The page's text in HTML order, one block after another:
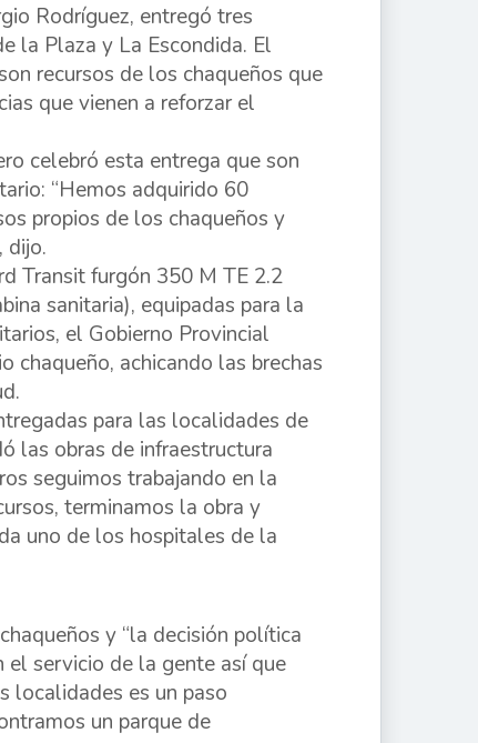
Rodríguez, entregó tres
la Plaza y La Escondida. El
recursos de los chaqueños que
que vienen a reforzar el
celebró esta entrega que son
“Hemos adquirido 60
propios de los chaqueños y
dijo.
Transit furgón 350 M TE 2.2
sanitaria), equipadas para la
el Gobierno Provincial
chaqueño, achicando las brechas
para las localidades de
las obras de infraestructura
seguimos trabajando en la
terminamos la obra y
uno de los hospitales de la
y “la decisión política
el servicio de la gente así que
localidades es un paso
un parque de